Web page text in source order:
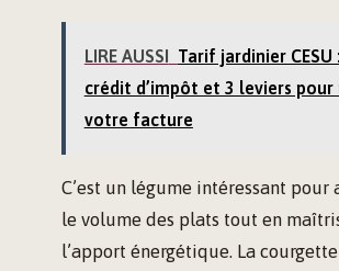
LIRE AUSSI Tarif jardinier CESU
crédit d’impôt et 3 leviers pour
votre facture
C’est un légume intéressant pour
le volume des plats tout en
l’apport énergétique. La